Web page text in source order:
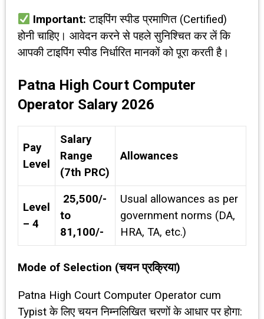
Important: टाइपिंग स्पीड प्रमाणित (Certified)
होनी चाहिए। आवेदन करने से पहले सुनिश्चित कर लें कि
आपकी टाइपिंग स्पीड निर्धारित मानकों को पूरा करती है।
Patna High Court Computer
Operator Salary 2026
Pay
Level
Salary
Range
(7th PRC)
Allowances
Level
– 4
₹ 25,500/-
to ₹
81,100/-
Usual allowances as per
government norms (DA,
HRA, TA, etc.)
Mode of Selection (चयन प्रक्रिया)
Patna High Court Computer Operator cum
Typist के लिए चयन निम्नलिखित चरणों के आधार पर होगा: